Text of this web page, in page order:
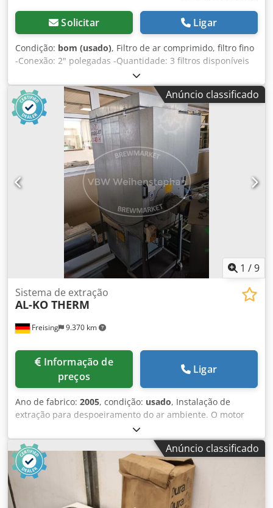
Solicitar Ligar
Condição: bom (usado), Filtro de ar comprimido, filtro fino
-Conexão: 2" polegadas -Quantidade: 3 filtros disponíveis
Dodpfx Afob A Ni Ej Eowa -Preço: por unidade
Anúncio classificado
1 /9
Freising 9.370 km
Sistema de extração
AL-KO THERM
preços
Ligar
Ano de fabrico: 2005, condição: usado, Instalação de
extração para despoeiramento do ar ambiente. O motor
aciona uma roda de ventilador, gerando uma pressão
negativa. O ar é sugado para o interior da máquina através
do bocal de aspiração e conduzido até os elementos
filtrantes. O ar tratado é então novamente expelido.
Djdezgczhjpfx Af Eowa Acessório da máquina:
Despoeiramento de oficina Vazão nominal: 1400 m³/h,
vazão mínima: 1.108 m³/h Potência: 2,2 kW Corrente: 5 A
Anúncio classificado